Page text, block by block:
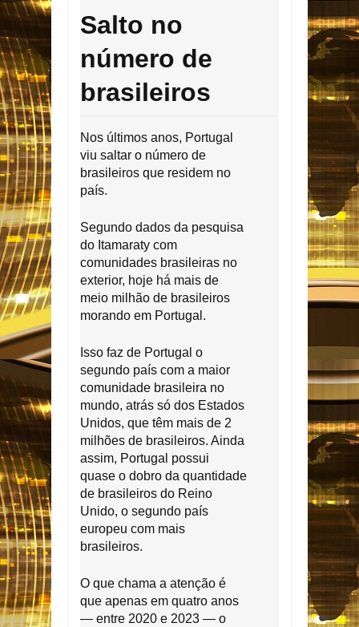
Salto no
número de
brasileiros
Nos últimos anos, Portugal
viu saltar o número de
brasileiros que residem no
país.
Segundo dados da pesquisa
do Itamaraty com
comunidades brasileiras no
exterior, hoje há mais de
meio milhão de brasileiros
morando em Portugal.
Isso faz de Portugal o
segundo país com a maior
comunidade brasileira no
mundo, atrás só dos Estados
Unidos, que têm mais de 2
milhões de brasileiros. Ainda
assim, Portugal possui
quase o dobro da quantidade
de brasileiros do Reino
Unido, o segundo país
europeu com mais
brasileiros.
O que chama a atenção é
que apenas em quatro anos
— entre 2020 e 2023 — o